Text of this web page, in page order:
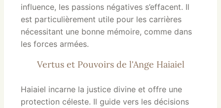
influence, les passions négatives s’effacent. Il
est particulièrement utile pour les carrières
nécessitant une bonne mémoire, comme dans
les forces armées.
Vertus et Pouvoirs de l'Ange Haiaiel
Haiaiel incarne la justice divine et offre une
protection céleste. Il guide vers les décisions